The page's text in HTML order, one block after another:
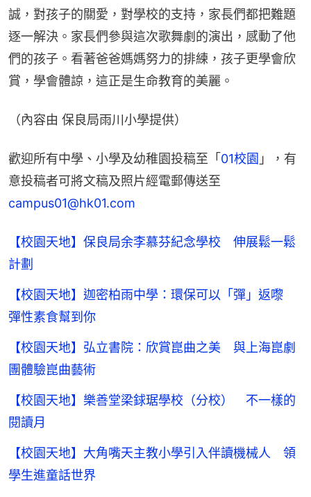
誠，對孩子的關愛，對學校的支持，家長們都把難題
逐一解決。家長們參與這次歌舞劇的演出，感動了他
們的孩子。看著爸爸媽媽努力的排練，孩子更學會欣
賞，學會體諒，這正是生命教育的美麗。
（內容由 保良局雨川小學提供）
歡迎所有中學、小學及幼稚園投稿至「 01校園 」，有
意投稿者可將文稿及照片經電郵傳送至
campus01@hk01.com
【校園天地】保良局余李慕芬紀念學校 伸展鬆一鬆
計劃
【校園天地】迦密柏雨中學：環保可以「彈」返嚟
彈性素食幫到你
【校園天地】弘立書院：欣賞崑曲之美 與上海崑劇
團體驗崑曲藝術
【校園天地】樂善堂梁銶琚學校（分校） 不一樣的
閱讀月
【校園天地】大角嘴天主教小學引入伴讀機械人 領
學生進童話世界